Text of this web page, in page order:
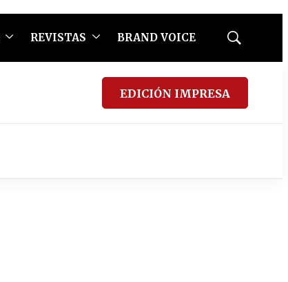
REVISTAS BRAND VOICE
Mostrar
EDICIÓN IMPRESA